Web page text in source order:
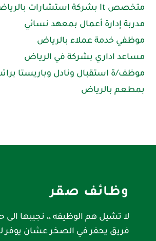
متخصص It بشركة استشارات بالرياض
مدربة إدارة أعمال بمعهد نسائي
موظفي خدمة عملاء بالرياض
مساعد اداري بشركة في الرياض
بمطعم بالرياض
وظائف صقر
لا تشيل هم الوظيفه ،، نجيبها الى
فريق يحفر في الصخر عشان يوفر